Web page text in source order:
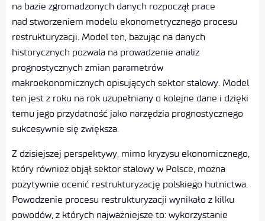
na bazie zgromadzonych danych rozpoczął prace
nad stworzeniem modelu ekonometrycznego procesu
restrukturyzacji. Model ten, bazując na danych
historycznych pozwala na prowadzenie analiz
prognostycznych zmian parametrów
makroekonomicznych opisujących sektor stalowy. Model
ten jest z roku na rok uzupełniany o kolejne dane i dzięki
temu jego przydatność jako narzędzia prognostycznego
sukcesywnie się zwiększa.
Z dzisiejszej perspektywy, mimo kryzysu ekonomicznego,
który również objął sektor stalowy w Polsce, można
pozytywnie ocenić restrukturyzację polskiego hutnictwa.
Powodzenie procesu restrukturyzacji wynikało z kilku
powodów, z których najważniejsze to: wykorzystanie